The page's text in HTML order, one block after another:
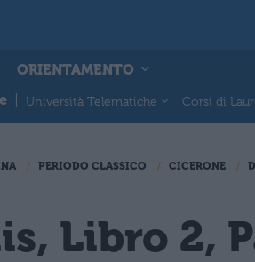
ORIENTAMENTO
Università Telematiche Corsi di
PERIODO CLASSICO CICERONE
Libro 2,